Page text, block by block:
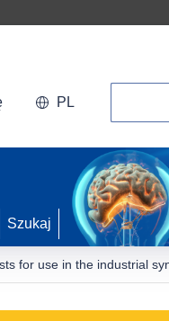
PL
Szukaj
for use in the industrial